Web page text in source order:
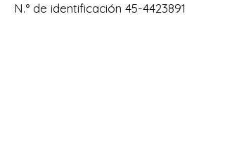
N.° de identificación 45-4423891